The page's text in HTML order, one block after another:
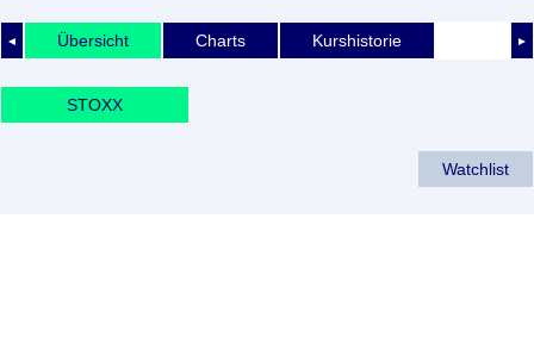
◄ ►
Übersicht Charts Kurshistorie
STOXX
Watchlist